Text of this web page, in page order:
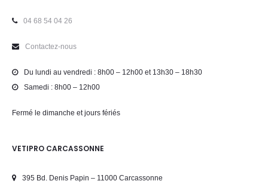
04 68 54 04 26
Contactez-nous
Du lundi au vendredi : 8h00 – 12h00 et 13h30 – 18h30
Samedi : 8h00 – 12h00
Fermé le dimanche et jours fériés
VETIPRO CARCASSONNE
395 Bd. Denis Papin – 11000 Carcassonne